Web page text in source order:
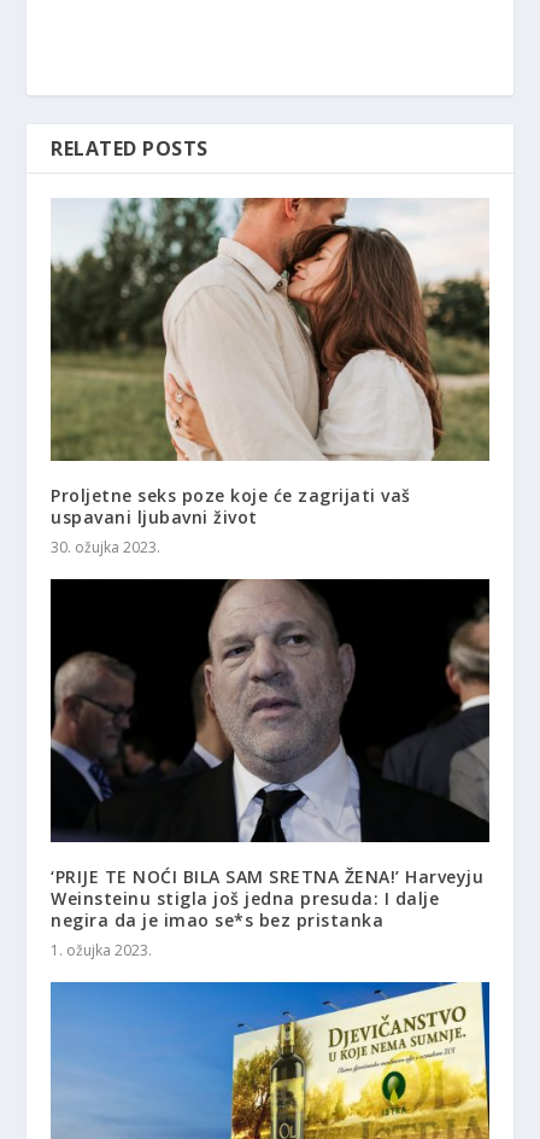
RELATED POSTS
Proljetne seks poze koje će zagrijati vaš
uspavani ljubavni život
30. ožujka 2023.
‘PRIJE TE NOĆI BILA SAM SRETNA ŽENA!’ Harveyju
Weinsteinu stigla još jedna presuda: I dalje
negira da je imao se*s bez pristanka
1. ožujka 2023.